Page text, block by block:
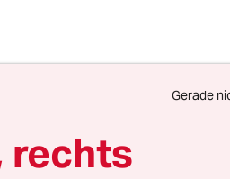
eines
moderner
es seit 1999, es
Gerade
rechts